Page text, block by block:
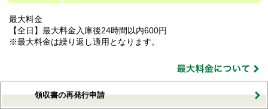
最大料金
【全日】最大料金入庫後24時間以内600円
※最大料金は繰り返し適用となります。
領収書の再発行申請